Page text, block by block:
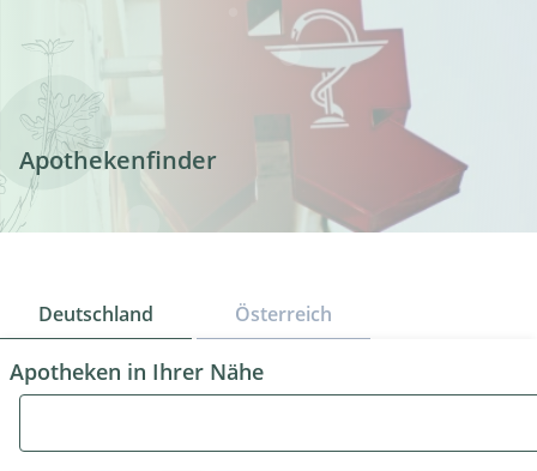
Apothekenfinder
Deutschland Österreich
Apotheken in Ihrer Nähe